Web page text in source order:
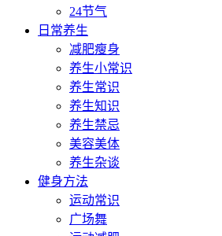
24节气
日常养生
减肥瘦身
养生小常识
养生常识
养生知识
养生禁忌
美容美体
养生杂谈
健身方法
运动常识
广场舞